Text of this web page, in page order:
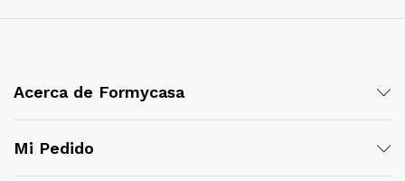
Acerca de Formycasa
Mi Pedido